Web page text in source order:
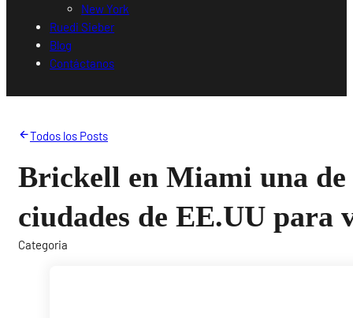
New York
Ruedi Sieber
Blog
Contáctanos
Todos los Posts
Brickell en Miami una de
ciudades de EE.UU para
Categoria